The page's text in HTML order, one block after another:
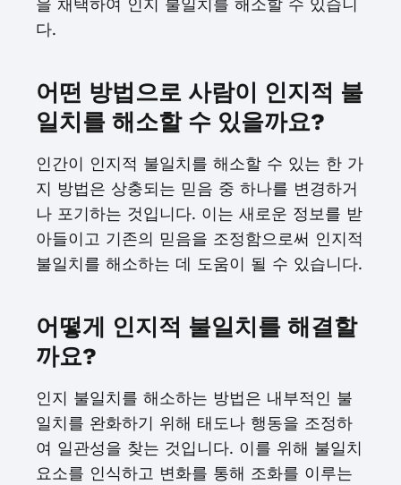
을 채택하여 인지 불일치를 해소할 수 있습니
다.
어떤 방법으로 사람이 인지적 불
일치를 해소할 수 있을까요?
인간이 인지적 불일치를 해소할 수 있는 한 가
지 방법은 상충되는 믿음 중 하나를 변경하거
나 포기하는 것입니다. 이는 새로운 정보를 받
아들이고 기존의 믿음을 조정함으로써 인지적
불일치를 해소하는 데 도움이 될 수 있습니다.
어떻게 인지적 불일치를 해결할
까요?
인지 불일치를 해소하는 방법은 내부적인 불
일치를 완화하기 위해 태도나 행동을 조정하
여 일관성을 찾는 것입니다. 이를 위해 불일치
요소를 인식하고 변화를 통해 조화를 이루는